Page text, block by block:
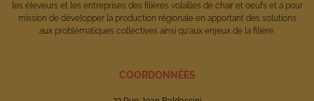
les éleveurs et les entreprises des filières volailles de chair et oeufs et a pour
mission de développer la production régionale en apportant des solutions
aux problématiques collectives ainsi qu'aux enjeux de la filière.
COORDONNÉES